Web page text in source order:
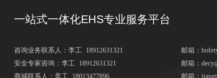
一站式一体化EHS专业服务平台
咨询业务联系人： 李工 18912631321 邮箱：
安全专家咨询：李工 18912631321
邮箱：
商城联系人：姜工 18013477896
邮箱：